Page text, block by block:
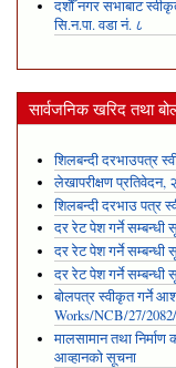
दशौँ नगर सभाबाट
सि.न.पा. वडा नं. ८
सार्वजनिक खरिद तथा
शिलबन्दी दरभाउपत्र
लेखापरीक्षण प्रतिवेदन,
शिलबन्दी दरभाउ पत्र
दर रेट पेश गर्ने सम्बन्धी
दर रेट पेश गर्ने सम्बन्धी
दर रेट पेश गर्ने सम्बन्धी
बोलपत्र स्वीकृत गर्ने
Works/NCB/27/
मालसामान तथा निर्माण
आव्हानको सूचना